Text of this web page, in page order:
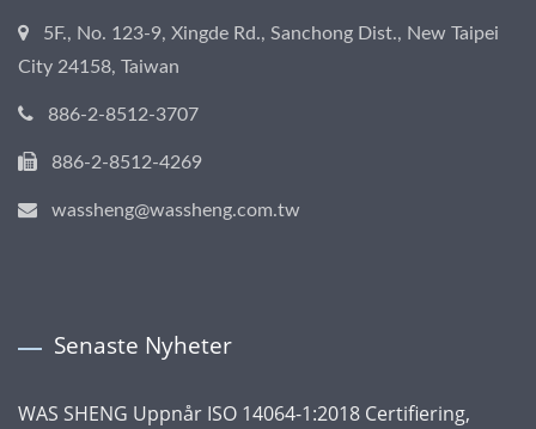
5F., No. 123-9, Xingde Rd., Sanchong Dist., New Taipei
City 24158, Taiwan
886-2-8512-3707
886-2-8512-4269
wassheng@wassheng.com.tw
Senaste Nyheter
WAS SHENG Uppnår ISO 14064-1:2018 Certifiering,